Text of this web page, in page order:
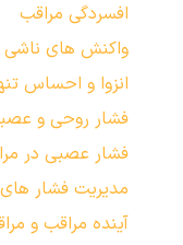
افسردگی مراقب
واکنش های ناشی
انزوا و احساس
فشار روحی و
فشار عصبی در
مدیریت فشار
آینده مراقب و